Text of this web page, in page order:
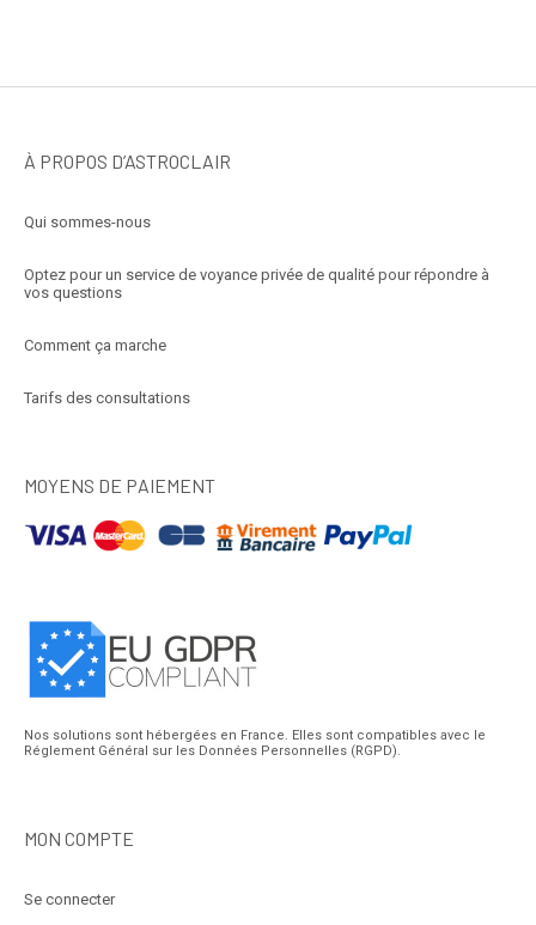
À PROPOS D’ASTROCLAIR
Qui sommes-nous
Optez pour un service de voyance privée de qualité pour répondre à
vos questions
Comment ça marche
Tarifs des consultations
MOYENS DE PAIEMENT
Nos solutions sont hébergées en France. Elles sont compatibles avec le
Réglement Général sur les Données Personnelles (RGPD).
MON COMPTE
Se connecter